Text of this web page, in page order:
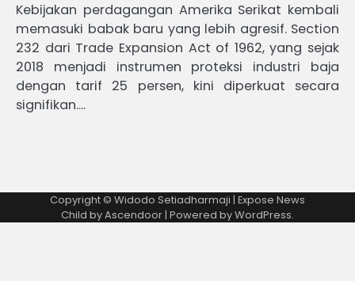
Kebijakan perdagangan Amerika Serikat kembali
memasuki babak baru yang lebih agresif. Section
232 dari Trade Expansion Act of 1962, yang sejak
2018 menjadi instrumen proteksi industri baja
dengan tarif 25 persen, kini diperkuat secara
signifikan.…
Copyright © Widodo Setiadharmaji | Expose News
Child byAscendoor| Powered byWordPress.